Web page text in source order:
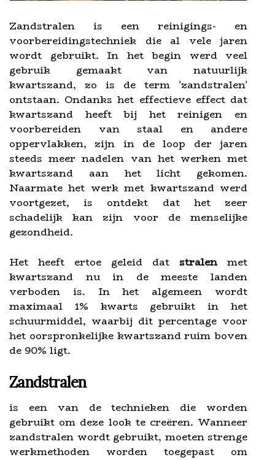
Zandstralen is een reinigings- en
voorbereidingstechniek die al vele jaren
wordt gebruikt. In het begin werd veel
gebruik gemaakt van natuurlijk
kwartszand, zo is de term 'zandstralen'
ontstaan. Ondanks het effectieve effect dat
kwartszand heeft bij het reinigen en
voorbereiden van staal en andere
oppervlakken, zijn in de loop der jaren
steeds meer nadelen van het werken met
kwartszand aan het licht gekomen.
Naarmate het werk met kwartszand werd
voortgezet, is ontdekt dat het zeer
schadelijk kan zijn voor de menselijke
gezondheid.
Het heeft ertoe geleid dat stralenmet
kwartszand nu in de meeste landen
verboden is. In het algemeen wordt
maximaal 1% kwarts gebruikt in het
schuurmiddel, waarbij dit percentage voor
het oorspronkelijke kwartszand ruim boven
de 90% ligt.
Zandstralen
is een van de technieken die worden
gebruikt om deze look te creëren. Wanneer
zandstralen wordt gebruikt, moeten strenge
werkmethoden worden toegepast om